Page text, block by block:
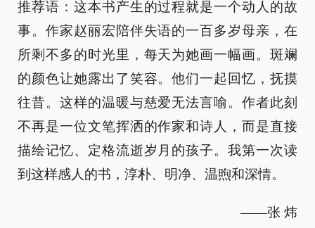
推荐语：这本书产生的过程就是一个动人的故
事。作家赵丽宏陪伴失语的一百多岁母亲，在
所剩不多的时光里，每天为她画一幅画。斑斓
的颜色让她露出了笑容。他们一起回忆，抚摸
往昔。这样的温暖与慈爱无法言喻。作者此刻
不再是一位文笔挥洒的作家和诗人，而是直接
描绘记忆、定格流逝岁月的孩子。我第一次读
到这样感人的书，淳朴、明净、温煦和深情。
——张 炜